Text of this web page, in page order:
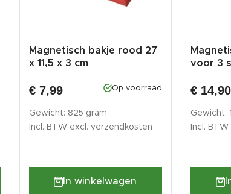
Magnetisch bakje rood 27
x 11,5 x 3 cm
€ 7,99 Op voorraad
Gewicht: 825 gram
Incl. BTW excl. verzendkosten
In winkelwagen
voor 3
€ 14,90
Gewicht:
Incl.